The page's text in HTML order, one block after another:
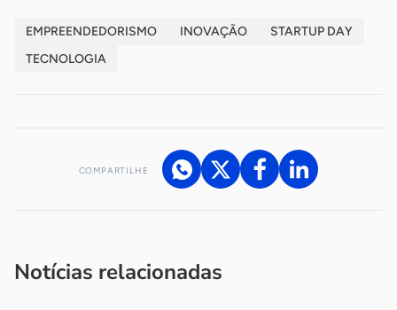
EMPREENDEDORISMO INOVAÇÃO
STARTUP DAY
TECNOLOGIA
COMPARTILHE
Notícias relacionadas